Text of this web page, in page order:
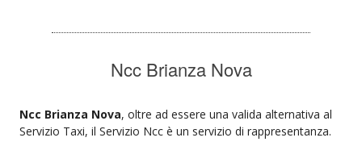
Ncc Brianza Nova
Ncc Brianza Nova, oltre ad essere una valida alternativa al
Servizio Taxi, il Servizio Ncc è un servizio di rappresentanza.